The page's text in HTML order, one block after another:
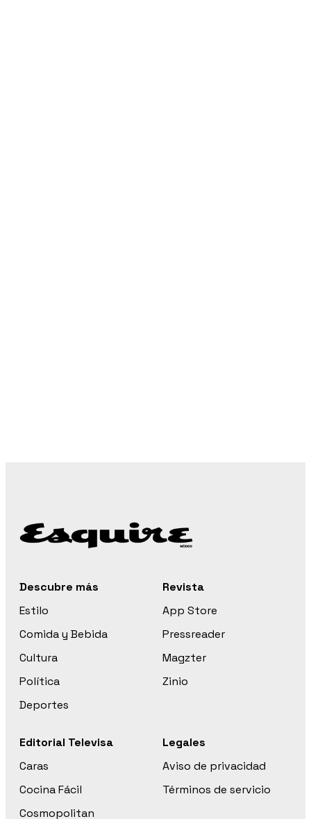
Descubre más
Estilo
Comida y Bebida
Cultura
Política
Deportes
Revista
App Store
Pressreader
Magzter
Zinio
Editorial Televisa
Caras
Cocina Fácil
Cosmopolitan
Legales
Aviso de privacidad
Términos de servicio